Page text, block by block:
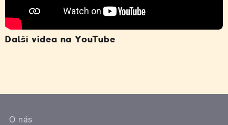
Další videa na YouTube
O nás